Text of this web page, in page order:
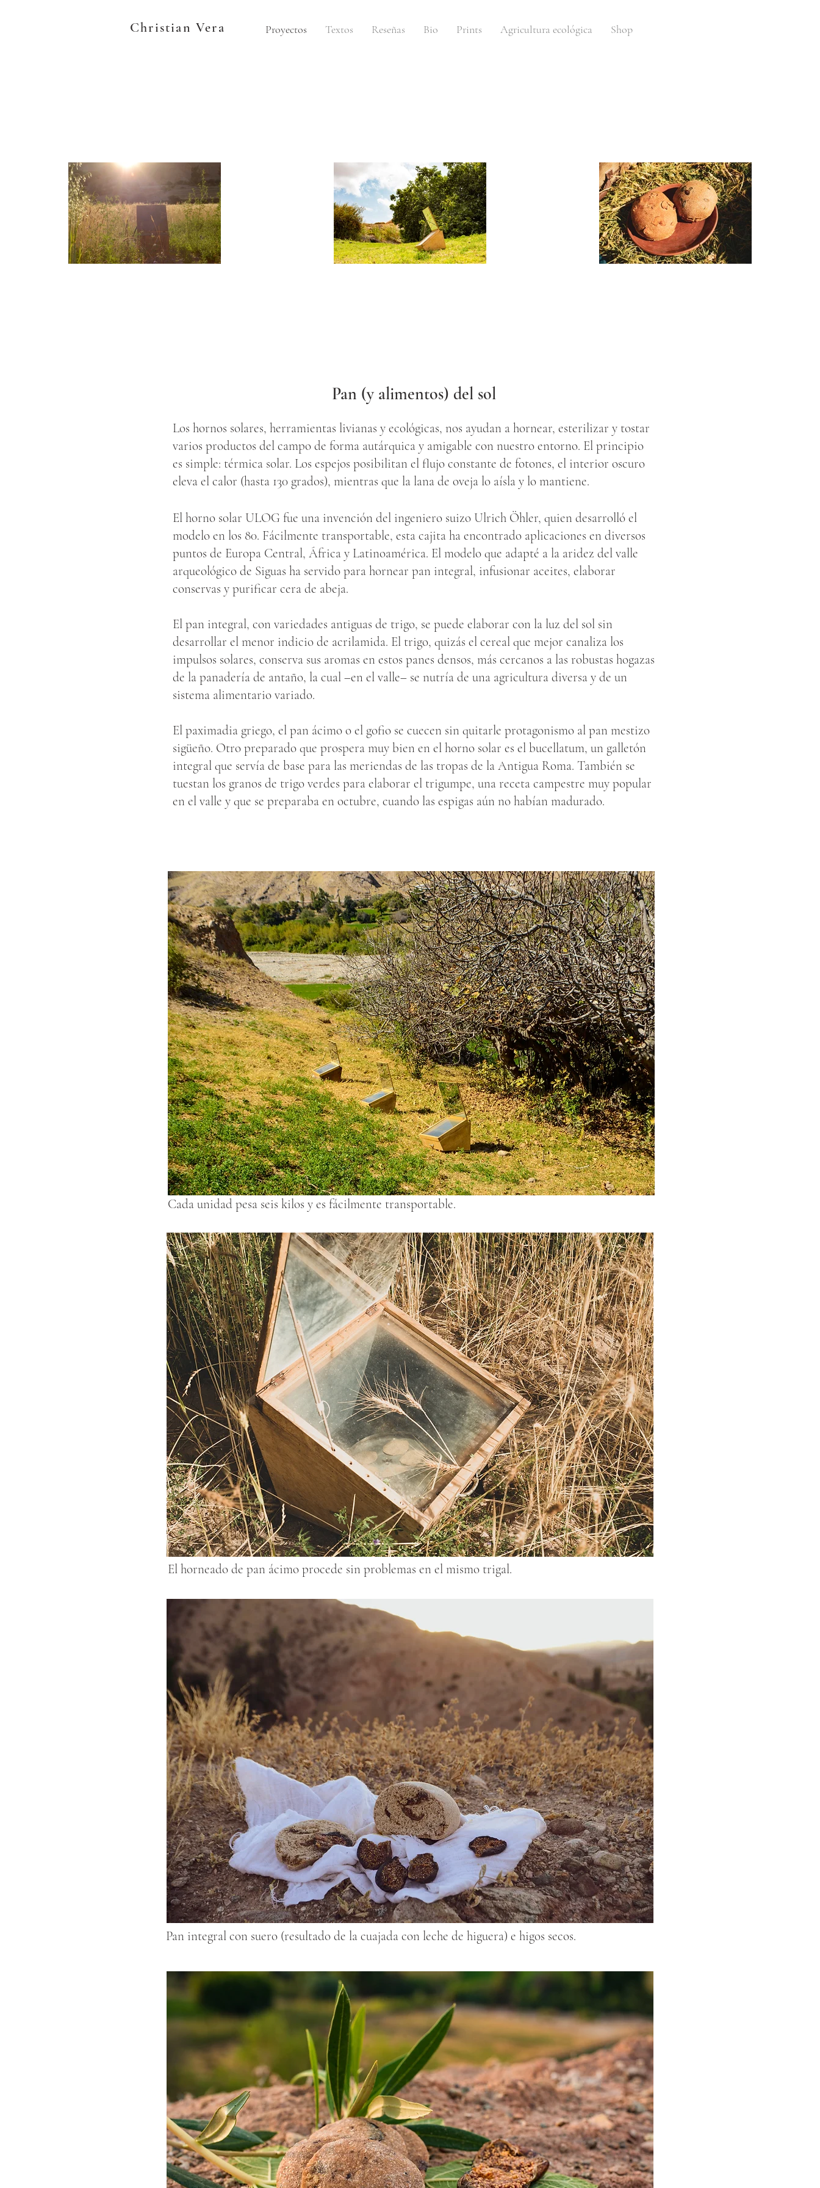
Christian Vera Proyectos Textos Reseñas Bio Prints Agricultura ecológica Shop
Pan (y alimentos) del sol
Los hornos solares, herramientas livianas y ecológicas, nos ayudan a hornear, esterilizar y tostar
varios productos del campo de forma autárquica y amigable con nuestro entorno. El principio
es simple: térmica solar. Los espejos posibilitan el flujo constante de fotones, el interior oscuro
eleva el calor (hasta 130 grados), mientras que la lana de oveja lo aísla y lo mantiene.
El horno solar ULOG fue una invención del ingeniero suizo Ulrich Öhler, quien desarrolló el
modelo en los 80. Fácilmente transportable, esta cajita ha encontrado aplicaciones en diversos
puntos de Europa Central, África y Latinoamérica. El modelo que adapté a la aridez del valle
arqueológico de Siguas ha servido para hornear pan integral, infusionar aceites, elaborar
conservas y purificar cera de abeja.
El pan integral, con variedades antiguas de trigo, se puede elaborar con la luz del sol sin
desarrollar el menor indicio de acrilamida. El trigo, quizás el cereal que mejor canaliza los
impulsos solares, conserva sus aromas en estos panes densos, más cercanos a las robustas hogazas
de la panadería de antaño, la cual –en el valle– se nutría de una agricultura diversa y de un
sistema alimentario variado.
El paximadia griego, el pan ácimo o el gofio se cuecen sin quitarle protagonismo al pan mestizo
sigüeño. Otro preparado que prospera muy bien en el horno solar es el bucellatum, un galletón
integral que servía de base para las meriendas de las tropas de la Antigua Roma. También se
tuestan los granos de trigo verdes para elaborar el trigumpe, una receta campestre muy popular
en el valle y que se preparaba en octubre, cuando las espigas aún no habían madurado.
Cada unidad pesa seis kilos y es fácilmente transportable.
El horneado de pan ácimo procede sin problemas en el mismo trigal.
Pan integral con suero (resultado de la cuajada con leche de higuera) e higos secos.